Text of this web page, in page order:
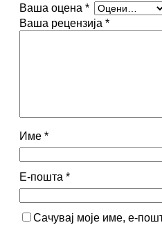
л
и
Ваша оцена *
Ваша рецензија *
Име *
Е-пошта *
Сачувај моје име, е-